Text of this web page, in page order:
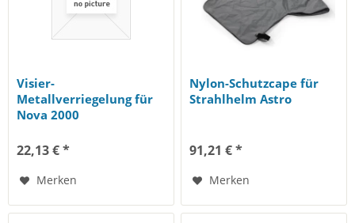
Visier-
Metallverriegelung für
Nova 2000
22,13 € *
Merken
Nylon-Schutzcape für
Strahlhelm Astro
91,21 € *
Merken